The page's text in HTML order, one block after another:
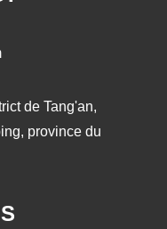
de Tang'an,
province du